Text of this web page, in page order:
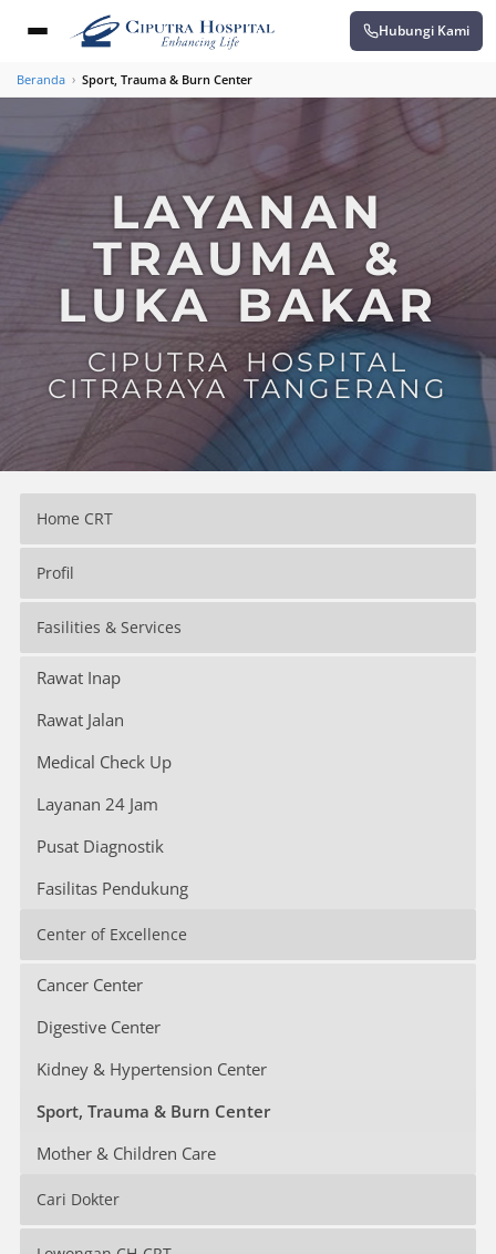
Hubungi Kami
Beranda › Sport, Trauma & Burn Center
LAYANAN
TRAUMA &
LUKA BAKAR
CIPUTRA HOSPITAL
CITRARAYA TANGERANG
Home CRT
Profil
Fasilities & Services
Rawat Inap
Rawat Jalan
Medical Check Up
Layanan 24 Jam
Pusat Diagnostik
Fasilitas Pendukung
Center of Excellence
Cancer Center
Digestive Center
Kidney & Hypertension Center
Sport, Trauma & Burn Center
Mother & Children Care
Cari Dokter